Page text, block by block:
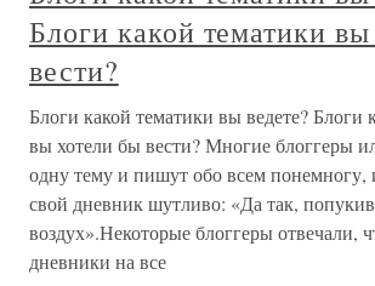
Блоги какой тематики
вести?
Блоги какой тематики вы ведете? Блоги
вы хотели бы вести? Многие блоггеры
одну тему и пишут обо всем
свой дневник шутливо: «Да так,
воздух».Некоторые блоггеры отвечали,
дневники на все